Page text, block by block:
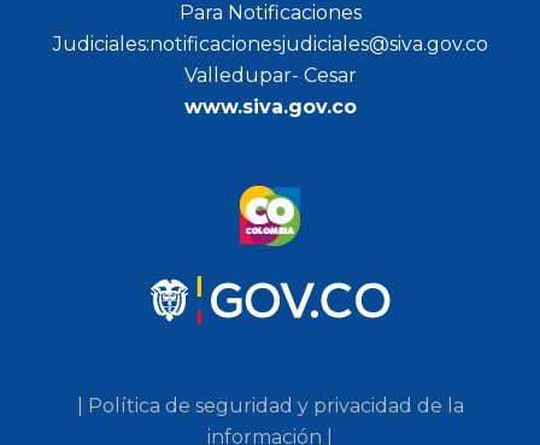
Para Notificaciones
Judiciales:notificacionesjudiciales@siva.gov.co
Valledupar- Cesar
www.siva.gov.co
| Política de seguridad y privacidad de la
información |